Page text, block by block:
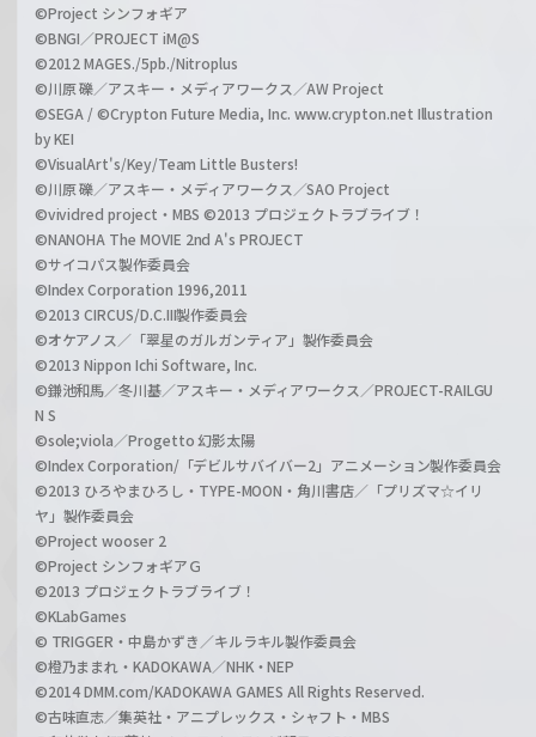
©Project シンフォギア
©BNGI／PROJECT iM@S
©2012 MAGES./5pb./Nitroplus
©川原 礫／アスキー・メディアワークス／AW Project
©SEGA / ©Crypton Future Media, Inc. www.crypton.net Illustration
by KEI
©VisualArt's/Key/Team Little Busters!
©川原 礫／アスキー・メディアワークス／SAO Project
©vividred project・MBS ©2013 プロジェクトラブライブ！
©NANOHA The MOVIE 2nd A's PROJECT
©サイコパス製作委員会
©Index Corporation 1996,2011
©2013 CIRCUS/D.C.III製作委員会
©オケアノス／「翠星のガルガンティア」製作委員会
©2013 Nippon Ichi Software, Inc.
©鎌池和馬／冬川基／アスキー・メディアワークス／PROJECT-RAILGU
N S
©sole;viola／Progetto 幻影太陽
©Index Corporation/「デビルサバイバー2」アニメーション製作委員会
©2013 ひろやまひろし・TYPE-MOON・角川書店／「プリズマ☆イリ
ヤ」製作委員会
©Project wooser 2
©Project シンフォギアＧ
©2013 プロジェクトラブライブ！
©KLabGames
© TRIGGER・中島かずき／キルラキル製作委員会
©橙乃ままれ・KADOKAWA／NHK・NEP
©2014 DMM.com/KADOKAWA GAMES All Rights Reserved.
©古味直志／集英社・アニプレックス・シャフト・MBS